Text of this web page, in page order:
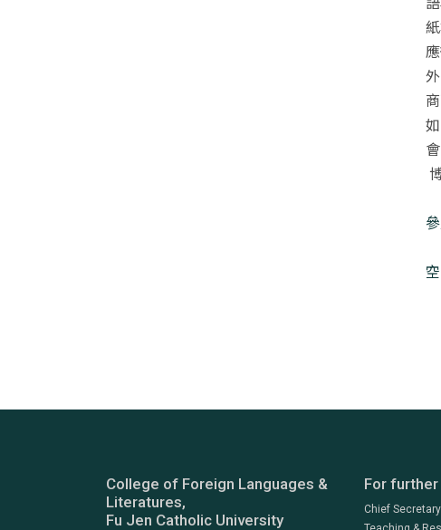
應
College of Foreign Languages &
Literatures,
Fu Jen Catholic University
For
Chief